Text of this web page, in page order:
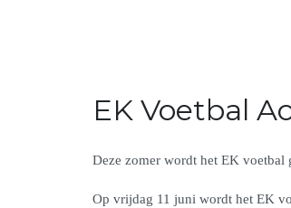
EK Voetbal
Deze zomer wordt het EK voetbal
Op vrijdag 11 juni wordt het EK